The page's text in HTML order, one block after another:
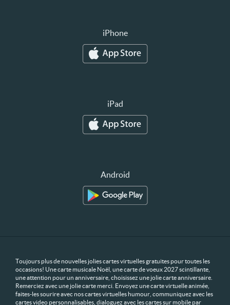
iPhone
iPad
Android
Toujours plus de nouvelles jolies cartes virtuelles gratuites pour toutes les
occasions! Une carte musicale Noël, une carte de voeux 2027 scintillante,
une attention pour un anniversaire, choisissez une jolie carte anniversaire.
Remerciez avec une jolie carte merci. Envoyez une carte virtuelle animée,
faites-les sourire avec nos cartes virtuelles humour, communiquez avec les
cartes video personnalisables, dialoguez avec les cartes sur mobile par